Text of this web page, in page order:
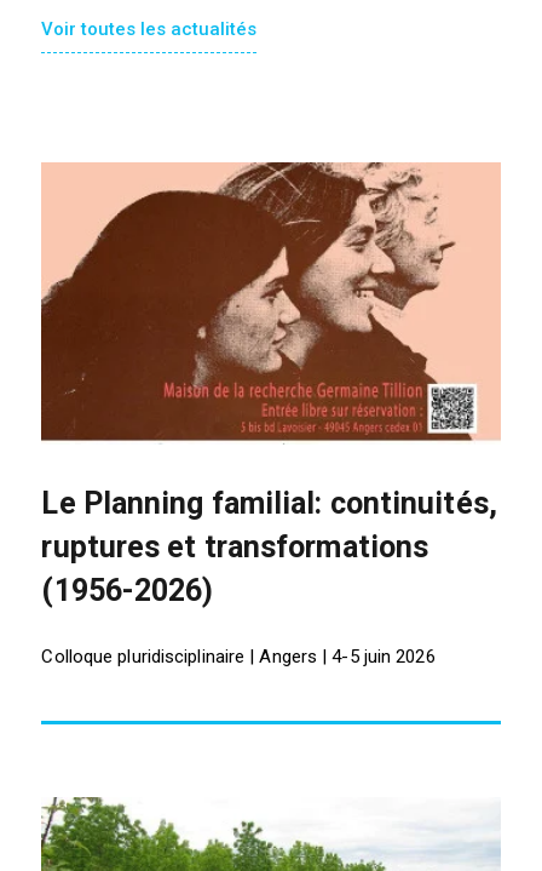
Voir toutes les actualités
Le Planning familial: continuités,
ruptures et transformations
(1956-2026)
Colloque pluridisciplinaire | Angers | 4-5 juin 2026